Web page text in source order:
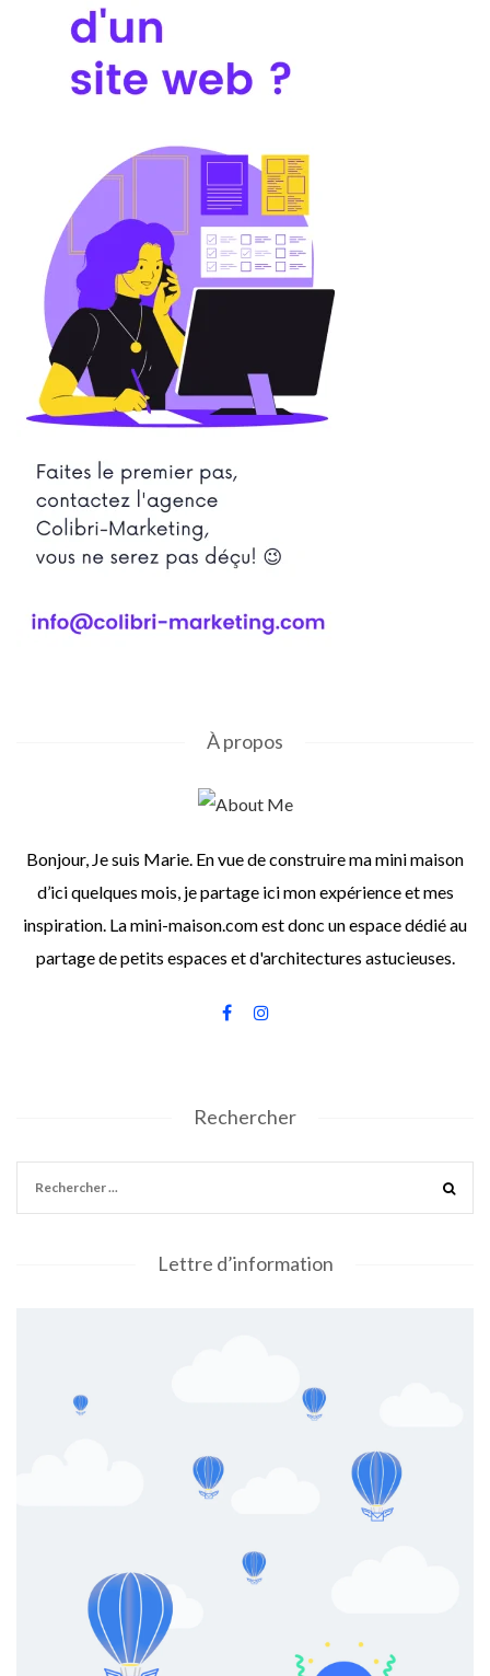
À propos
Bonjour, Je suis Marie. En vue de construire ma mini maison
d’ici quelques mois, je partage ici mon expérience et mes
inspiration. La mini-maison.com est donc un espace dédié au
partage de petits espaces et d'architectures astucieuses.
Rechercher
Lettre d’information